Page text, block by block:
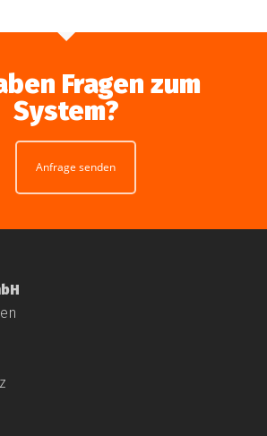
Fragen zum
System?
Anfrage senden